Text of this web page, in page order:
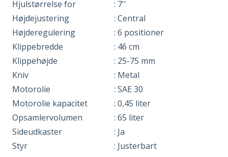
Hjulstørrelse for
: 7''
Højdejustering
: Central
Højderegulering
: 6 positioner
Klippebredde
: 46 cm
Klippehøjde
: 25-75 mm
Kniv
: Metal
Motorolie
: SAE 30
Motorolie kapacitet
: 0,45 liter
Opsamlervolumen
: 65 liter
Sideudkaster
: Ja
Styr
: Justerbart